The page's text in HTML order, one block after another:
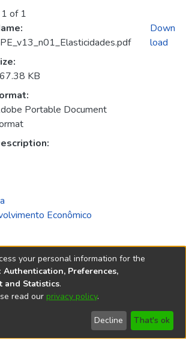
of 1
KB
Portable Document
Down
load
Econômico
REPOSITÓRIO DO
your personal information for the
Authentication, Preferences,
and Statistics.
read our privacy policy.
Decline That's ok